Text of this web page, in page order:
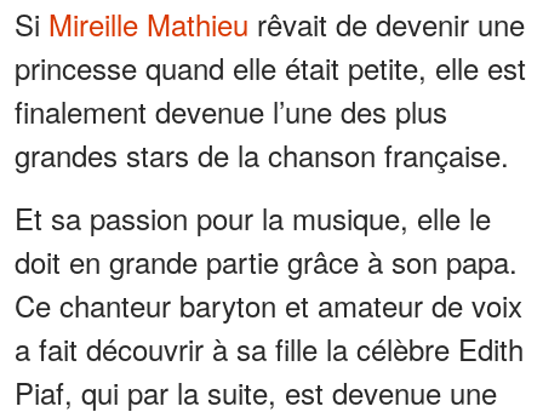
Si Mireille Mathieu rêvait de devenir une
princesse quand elle était petite, elle est
finalement devenue l’une des plus
grandes stars de la chanson française.
Et sa passion pour la musique, elle le
doit en grande partie grâce à son papa.
Ce chanteur baryton et amateur de voix
a fait découvrir à sa fille la célèbre Edith
Piaf, qui par la suite, est devenue une